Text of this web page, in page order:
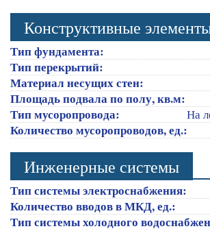
Конструктивные
Тип фундамента:
Тип перекрытий:
Материал несущих стен:
Площадь подвала по полу, кв.м:
Тип мусоропровода: На
Количество мусоропроводов, ед.:
Инженерные системы
Тип системы электроснабжения:
Количество вводов в МКД, ед.:
Тип системы холодного